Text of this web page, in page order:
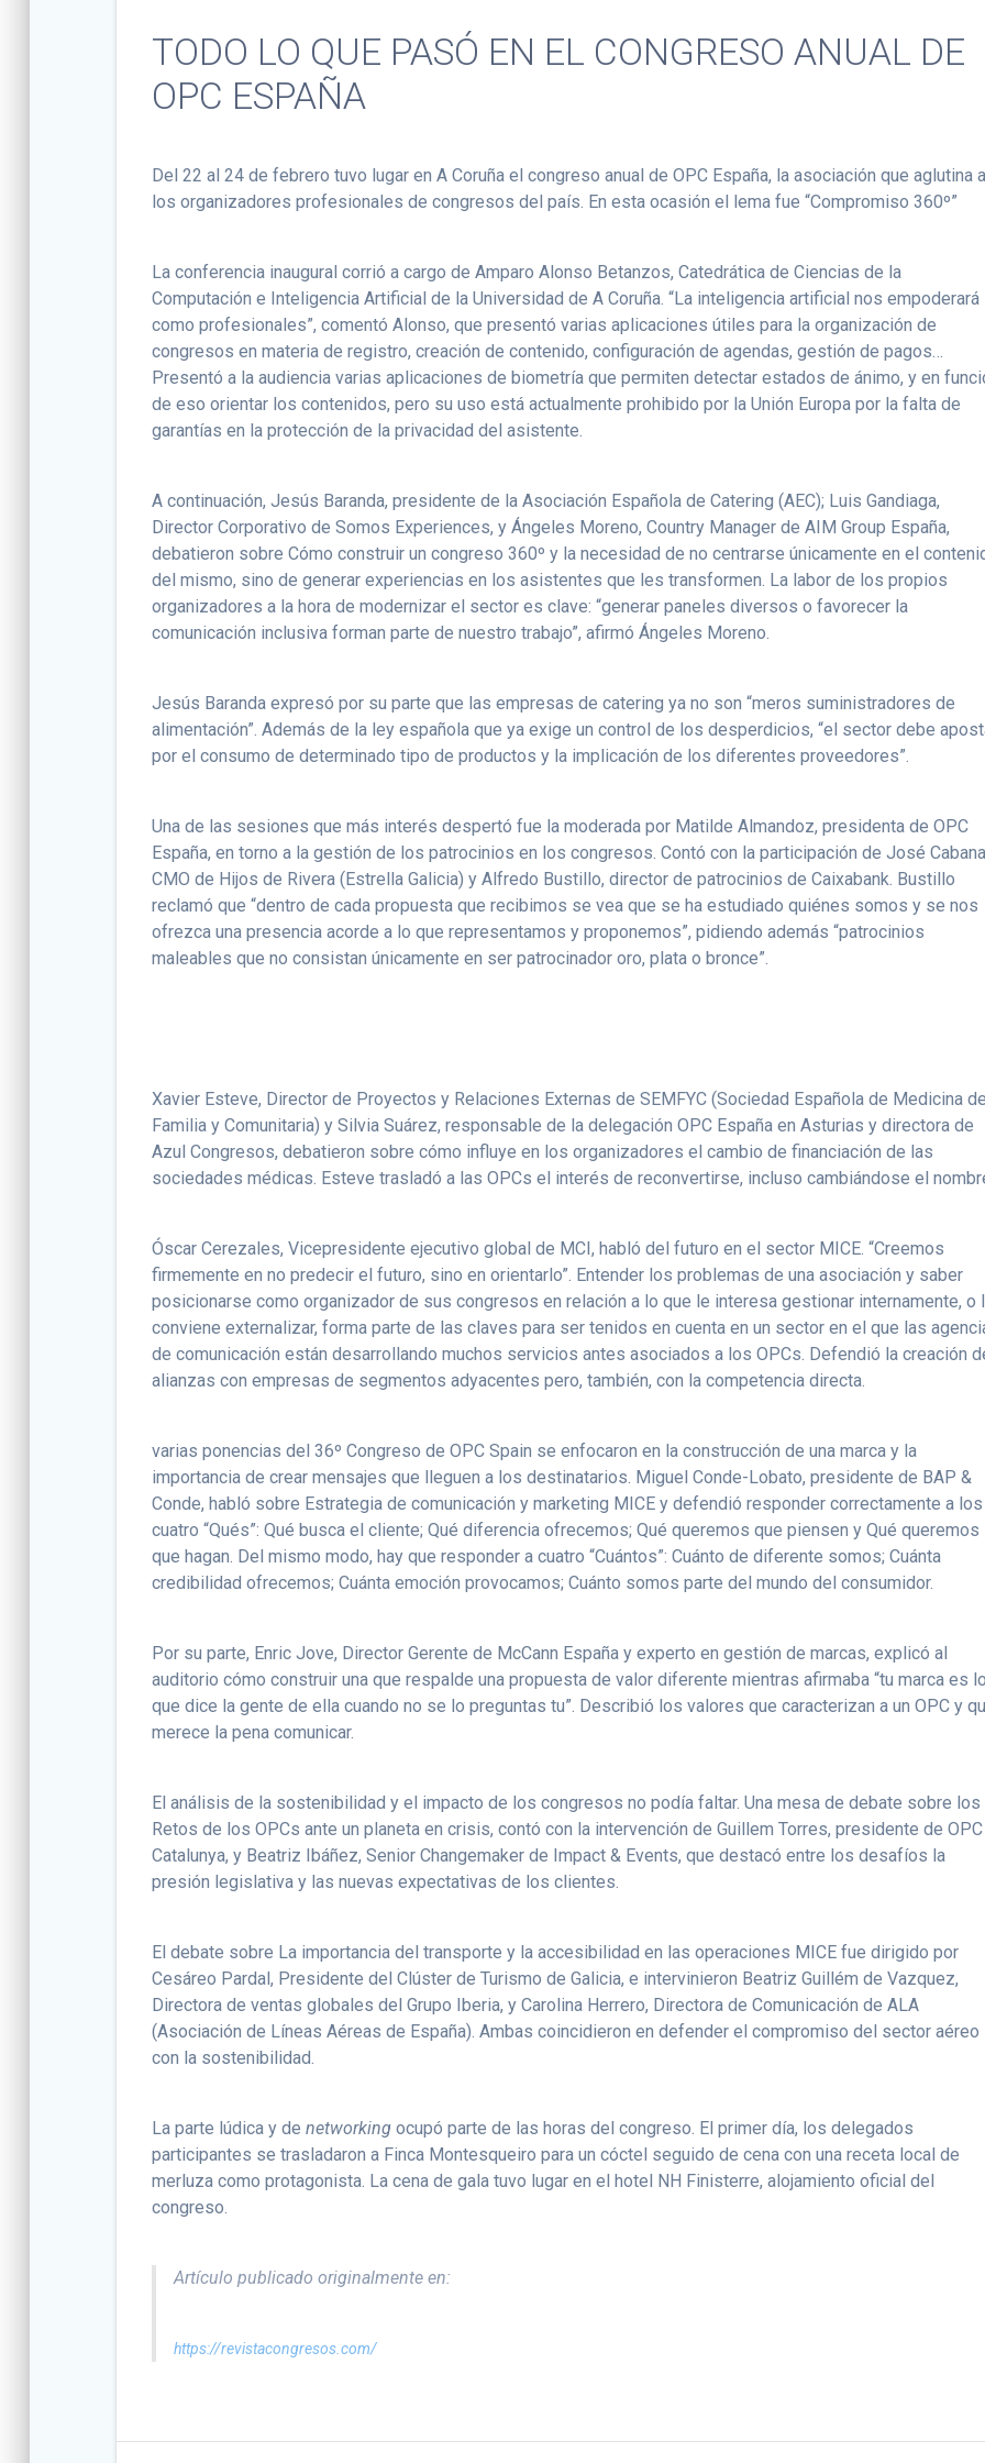
TODO LO QUE PASÓ EN EL CONGRESO ANUAL DE
OPC ESPAÑA
Del 22 al 24 de febrero tuvo lugar en A Coruña el congreso anual de OPC España, la asociación que aglutina a
los organizadores profesionales de congresos del país. En esta ocasión el lema fue “Compromiso 360º”
La conferencia inaugural corrió a cargo de Amparo Alonso Betanzos, Catedrática de Ciencias de la
Computación e Inteligencia Artificial de la Universidad de A Coruña. “La inteligencia artificial nos empoderará
como profesionales”, comentó Alonso, que presentó varias aplicaciones útiles para la organización de
congresos en materia de registro, creación de contenido, configuración de agendas, gestión de pagos…
Presentó a la audiencia varias aplicaciones de biometría que permiten detectar estados de ánimo, y en
de eso orientar los contenidos, pero su uso está actualmente prohibido por la Unión Europa por la falta de
garantías en la protección de la privacidad del asistente.
A continuación, Jesús Baranda, presidente de la Asociación Española de Catering (AEC); Luis Gandiaga,
Director Corporativo de Somos Experiences, y Ángeles Moreno, Country Manager de AIM Group España,
debatieron sobre Cómo construir un congreso 360º y la necesidad de no centrarse únicamente en el
del mismo, sino de generar experiencias en los asistentes que les transformen. La labor de los propios
organizadores a la hora de modernizar el sector es clave: “generar paneles diversos o favorecer la
comunicación inclusiva forman parte de nuestro trabajo”, afirmó Ángeles Moreno.
Jesús Baranda expresó por su parte que las empresas de catering ya no son “meros suministradores de
alimentación”. Además de la ley española que ya exige un control de los desperdicios, “el sector debe
por el consumo de determinado tipo de productos y la implicación de los diferentes proveedores”.
Una de las sesiones que más interés despertó fue la moderada por Matilde Almandoz, presidenta de OPC
España, en torno a la gestión de los patrocinios en los congresos. Contó con la participación de José
CMO de Hijos de Rivera (Estrella Galicia) y Alfredo Bustillo, director de patrocinios de Caixabank. Bustillo
reclamó que “dentro de cada propuesta que recibimos se vea que se ha estudiado quiénes somos y se nos
ofrezca una presencia acorde a lo que representamos y proponemos”, pidiendo además “patrocinios
maleables que no consistan únicamente en ser patrocinador oro, plata o bronce”.
Xavier Esteve, Director de Proyectos y Relaciones Externas de SEMFYC (Sociedad Española de Medicina de
Familia y Comunitaria) y Silvia Suárez, responsable de la delegación OPC España en Asturias y directora de
Azul Congresos, debatieron sobre cómo influye en los organizadores el cambio de financiación de las
sociedades médicas. Esteve trasladó a las OPCs el interés de reconvertirse, incluso cambiándose el
Óscar Cerezales, Vicepresidente ejecutivo global de MCI, habló del futuro en el sector MICE. “Creemos
firmemente en no predecir el futuro, sino en orientarlo”. Entender los problemas de una asociación y saber
posicionarse como organizador de sus congresos en relación a lo que le interesa gestionar internamente, o
conviene externalizar, forma parte de las claves para ser tenidos en cuenta en un sector en el que las
de comunicación están desarrollando muchos servicios antes asociados a los OPCs. Defendió la creación
alianzas con empresas de segmentos adyacentes pero, también, con la competencia directa.
varias ponencias del 36º Congreso de OPC Spain se enfocaron en la construcción de una marca y la
importancia de crear mensajes que lleguen a los destinatarios. Miguel Conde-Lobato, presidente de BAP &
Conde, habló sobre Estrategia de comunicación y marketing MICE y defendió responder correctamente a los
cuatro “Qués”: Qué busca el cliente; Qué diferencia ofrecemos; Qué queremos que piensen y Qué queremos
que hagan. Del mismo modo, hay que responder a cuatro “Cuántos”: Cuánto de diferente somos; Cuánta
credibilidad ofrecemos; Cuánta emoción provocamos; Cuánto somos parte del mundo del consumidor.
Por su parte, Enric Jove, Director Gerente de McCann España y experto en gestión de marcas, explicó al
auditorio cómo construir una que respalde una propuesta de valor diferente mientras afirmaba “tu marca es lo
que dice la gente de ella cuando no se lo preguntas tu”. Describió los valores que caracterizan a un OPC y
merece la pena comunicar.
El análisis de la sostenibilidad y el impacto de los congresos no podía faltar. Una mesa de debate sobre los
Retos de los OPCs ante un planeta en crisis, contó con la intervención de Guillem Torres, presidente de OPC
Catalunya, y Beatriz Ibáñez, Senior Changemaker de Impact & Events, que destacó entre los desafíos la
presión legislativa y las nuevas expectativas de los clientes.
El debate sobre La importancia del transporte y la accesibilidad en las operaciones MICE fue dirigido por
Cesáreo Pardal, Presidente del Clúster de Turismo de Galicia, e intervinieron Beatriz Guillém de Vazquez,
Directora de ventas globales del Grupo Iberia, y Carolina Herrero, Directora de Comunicación de ALA
(Asociación de Líneas Aéreas de España). Ambas coincidieron en defender el compromiso del sector aéreo
con la sostenibilidad.
La parte lúdica y denetworking ocupó parte de las horas del congreso. El primer día, los delegados
participantes se trasladaron a Finca Montesqueiro para un cóctel seguido de cena con una receta local de
merluza como protagonista. La cena de gala tuvo lugar en el hotel NH Finisterre, alojamiento oficial del
congreso.
Artículo publicado originalmente en:
https://revistacongresos.com/